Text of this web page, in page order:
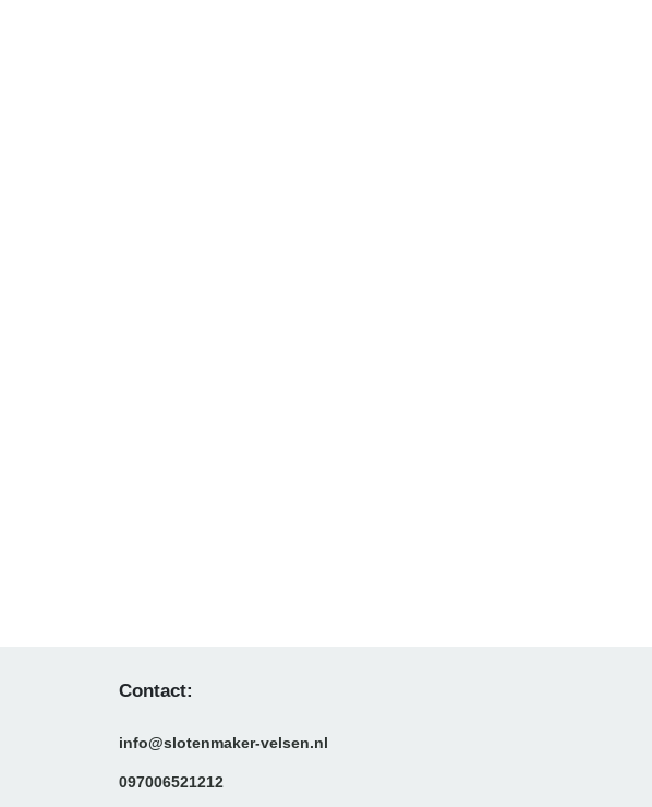
Contact:
info@slotenmaker-velsen.nl
097006521212